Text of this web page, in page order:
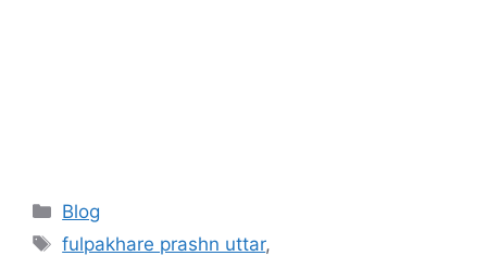
Categories
Blog
Tags
fulpakhare prashn uttar,